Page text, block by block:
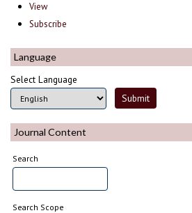
View
Subscribe
Language
Select Language
Journal Content
Search
Search Scope